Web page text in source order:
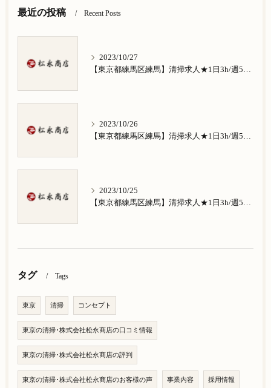
最近の投稿 Recent Posts
2023/10/27
【東京都練馬区練馬】清掃求人★1日3h/週5日/祝日お休み★谷原在住の方歓迎
2023/10/26
【東京都練馬区練馬】清掃求人★1日3h/週5日/祝日お休み★南田中在住の方歓迎
2023/10/25
【東京都練馬区練馬】清掃求人★1日3h/週5日/祝日お休み★南大泉在住の方歓迎
タグ Tags
東京 清掃 コンセプト
東京の清掃･株式会社松永商店の口コミ情報
東京の清掃･株式会社松永商店の評判
東京の清掃･株式会社松永商店のお客様の声 事業内容 採用情報